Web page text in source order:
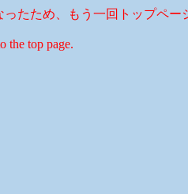
たため、もう一回トップペー
the top page.